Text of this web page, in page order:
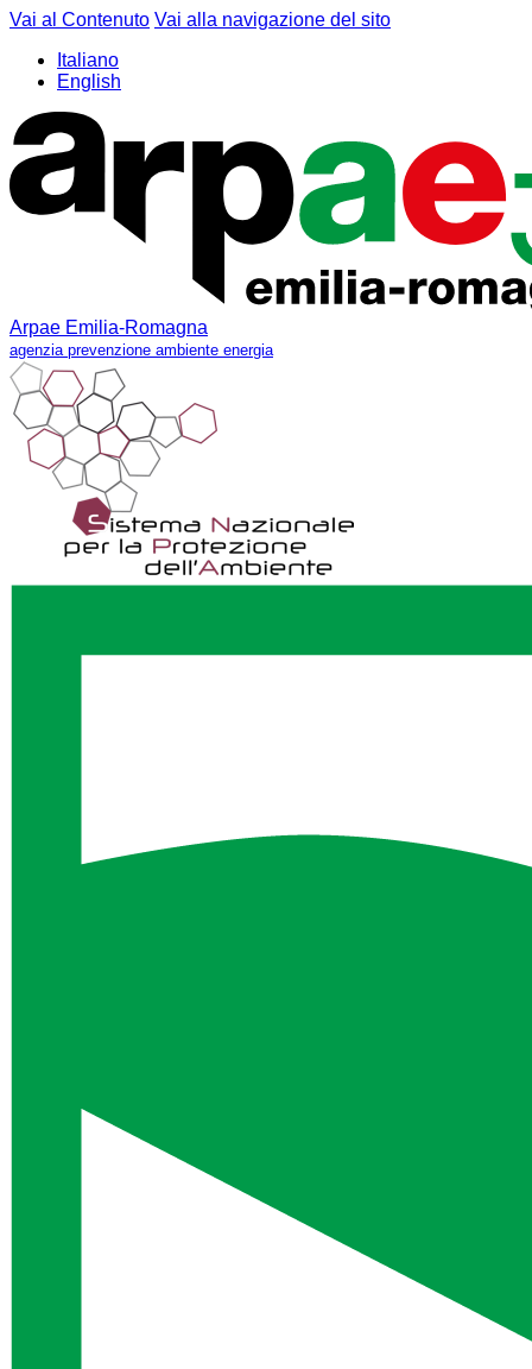
Vai al Contenuto Vai alla navigazione del sito
Italiano
English
Arpae Emilia-Romagna
agenzia prevenzione ambiente energia